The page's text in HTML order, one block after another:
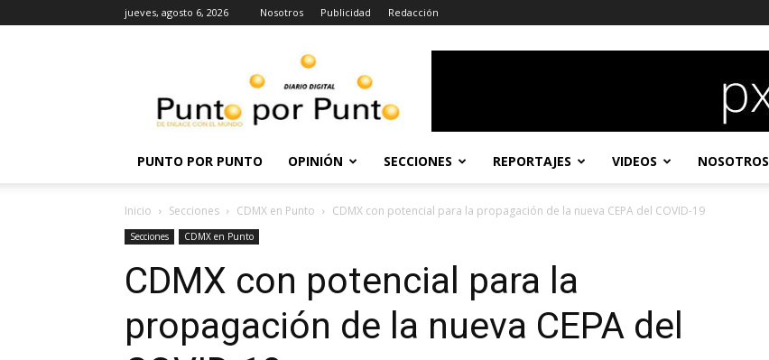
jueves, agosto 6, 2026 Nosotros Publicidad Redacción
Punto
PUNTO POR PUNTO OPINIÓN SECCIONES REPORTAJES VIDEOS NOSOTROS
Inicio Secciones CDMX en Punto CDMX con potencial para la propagación de la nueva CEPA del COVID-19
Secciones CDMX en Punto
CDMX con potencial para la
propagación de la nueva CEPA del